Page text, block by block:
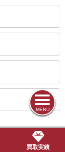
MENU
買取実績